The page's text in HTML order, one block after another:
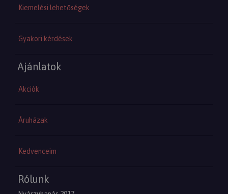
Kiemelési lehetőségek
Gyakori kérdések
Ajánlatok
Akciók
Áruházak
Kedvenceim
Rólunk